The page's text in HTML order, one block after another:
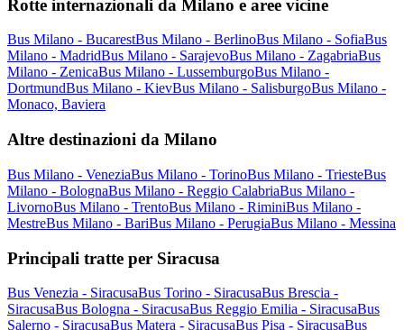
Rotte internazionali da Milano e aree vicine
Bus Milano - BucarestBus Milano - BerlinoBus Milano - SofiaBus
Milano - MadridBus Milano - SarajevoBus Milano - ZagabriaBus
Milano - ZenicaBus Milano - LussemburgoBus Milano -
DortmundBus Milano - KievBus Milano - SalisburgoBus Milano -
Monaco, Baviera
Altre destinazioni da Milano
Bus Milano - VeneziaBus Milano - TorinoBus Milano - TriesteBus
Milano - BolognaBus Milano - Reggio CalabriaBus Milano -
LivornoBus Milano - TrentoBus Milano - RiminiBus Milano -
MestreBus Milano - BariBus Milano - PerugiaBus Milano - Messina
Principali tratte per Siracusa
Bus Venezia - SiracusaBus Torino - SiracusaBus Brescia -
SiracusaBus Bologna - SiracusaBus Reggio Emilia - SiracusaBus
Salerno - SiracusaBus Matera - SiracusaBus Pisa - SiracusaBus